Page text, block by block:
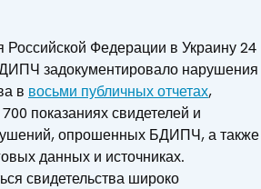
Федерации в Украину 24
задокументировало нарушения
в восьми публичных отчетах,
показаниях свидетелей и
опрошенных БДИПЧ, а также
данных и источниках.
свидетельства широко